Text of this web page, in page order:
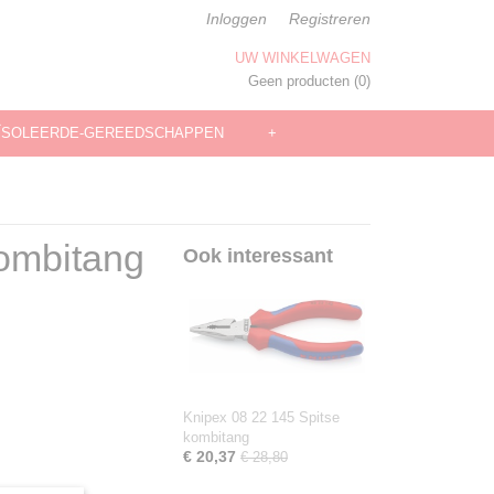
Inloggen Registreren
UW WINKELWAGEN
Geen producten (0)
GEREEDSCHAPPEN +
Ook interessant
Knipex 08 22 145 Spitse
kombitang
€ 20,37 € 28,80